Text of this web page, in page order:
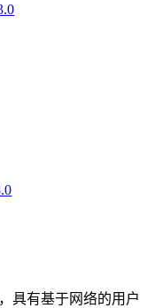
具有基于网络的用户